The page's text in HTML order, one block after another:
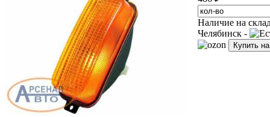
Наличие на
Челябинск -
Купить